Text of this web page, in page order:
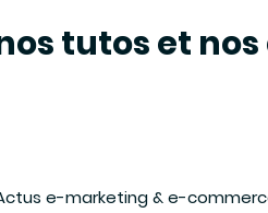
tutos et
e-marketing & e-